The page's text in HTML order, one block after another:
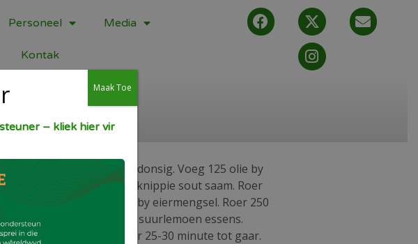
Personeel Media
Kontak
eiers en 375 ml suiker tot donsig. Voeg 125 olie by
2 t bakpoeier en knippie sout saam. Roer
papawersaad by. Roer by eiermengsel. Roer 250
t geel kleursel en 1 t suurlemoen essens.
ring koekpan en bak vir 25-30 minute tot gaar.
– kliek hier vir
Maak Toe